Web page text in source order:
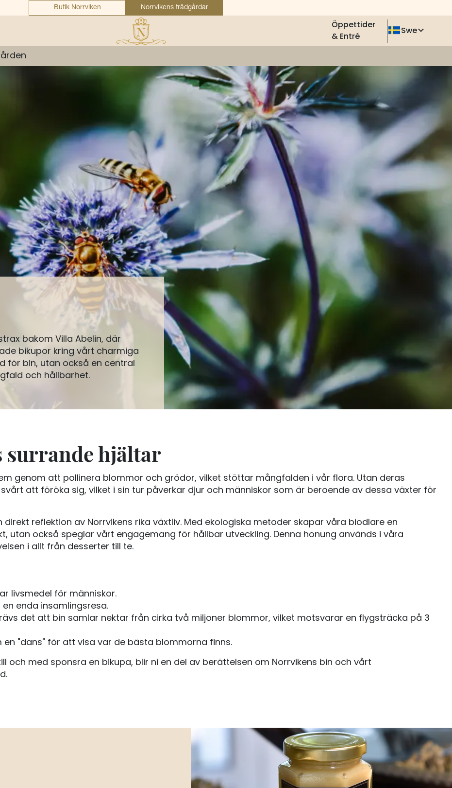
Butik Norrviken Norrvikens trädgårdar
Öppettider
& Entré
Swe
bakom Villa Abelin, där
bikupor kring vårt charmiga
för bin, utan också en central
och hållbarhet.
surrande hjältar
genom att pollinera blommor och grödor, vilket stöttar mångfalden i vår flora. Utan deras
att föröka sig, vilket i sin tur påverkar djur och människor som är beroende av dessa växter för
reflektion av Norrvikens rika växtliv. Med ekologiska metoder skapar våra biodlare en
utan också speglar vårt engagemang för hållbar utveckling. Denna honung används i våra
i allt från desserter till te.
livsmedel för människor.
enda insamlingsresa.
det att bin samlar nektar från cirka två miljoner blommor, vilket motsvarar en flygsträcka på 3
"dans" för att visa var de bästa blommorna finns.
och med sponsra en bikupa, blir ni en del av berättelsen om Norrvikens bin och vårt